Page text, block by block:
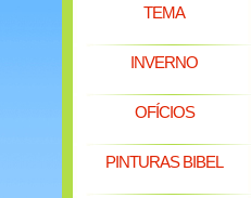
TEMA
INVERNO
OFÍCIOS
PINTURAS BIBEL